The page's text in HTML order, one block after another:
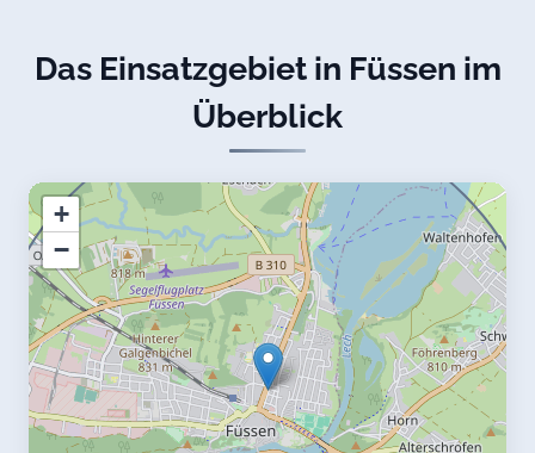
Das Einsatzgebiet in Füssen im
Überblick
+
−